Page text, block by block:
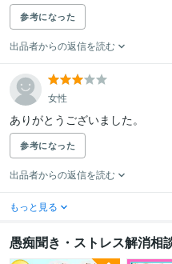
参考になった
出品者からの返信を読む
女性
ありがとうございました。
参考になった
出品者からの返信を読む
もっと見る
愚痴聞き・ストレス解消相